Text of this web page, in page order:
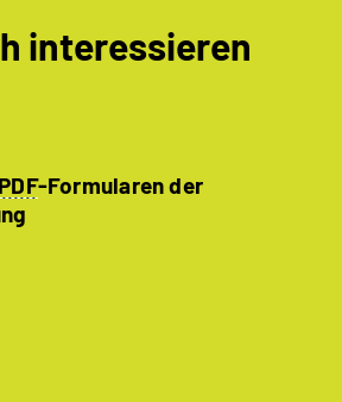
interessieren
PDF-Formularen der